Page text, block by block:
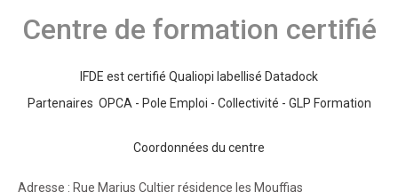
Centre de formation certifié
IFDE est certifié Qualiopi labellisé Datadock
Partenaires OPCA - Pole Emploi - Collectivité - GLP Formation
Coordonnées du centre
Adresse : Rue Marius Cultier résidence les Mouffias